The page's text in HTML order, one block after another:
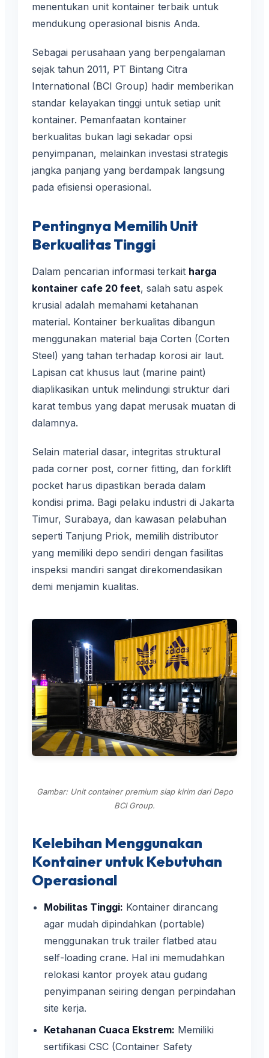
menentukan unit kontainer terbaik untuk
mendukung operasional bisnis Anda.
Sebagai perusahaan yang berpengalaman
sejak tahun 2011, PT Bintang Citra
International (BCI Group) hadir memberikan
standar kelayakan tinggi untuk setiap unit
kontainer. Pemanfaatan kontainer
berkualitas bukan lagi sekadar opsi
penyimpanan, melainkan investasi strategis
jangka panjang yang berdampak langsung
pada efisiensi operasional.
Pentingnya Memilih Unit
Berkualitas Tinggi
Dalam pencarian informasi terkait harga
kontainer cafe 20 feet, salah satu aspek
krusial adalah memahami ketahanan
material. Kontainer berkualitas dibangun
menggunakan material baja Corten (Corten
Steel) yang tahan terhadap korosi air laut.
Lapisan cat khusus laut (marine paint)
diaplikasikan untuk melindungi struktur dari
karat tembus yang dapat merusak muatan di
dalamnya.
Selain material dasar, integritas struktural
pada corner post, corner fitting, dan forklift
pocket harus dipastikan berada dalam
kondisi prima. Bagi pelaku industri di Jakarta
Timur, Surabaya, dan kawasan pelabuhan
seperti Tanjung Priok, memilih distributor
yang memiliki depo sendiri dengan fasilitas
inspeksi mandiri sangat direkomendasikan
demi menjamin kualitas.
Gambar: Unit container premium siap kirim dari Depo
BCI Group.
Kelebihan Menggunakan
Kontainer untuk Kebutuhan
Operasional
Mobilitas Tinggi: Kontainer dirancang
agar mudah dipindahkan (portable)
menggunakan truk trailer flatbed atau
self-loading crane. Hal ini memudahkan
relokasi kantor proyek atau gudang
penyimpanan seiring dengan perpindahan
site kerja.
Ketahanan Cuaca Ekstrem: Memiliki
sertifikasi CSC (Container Safety